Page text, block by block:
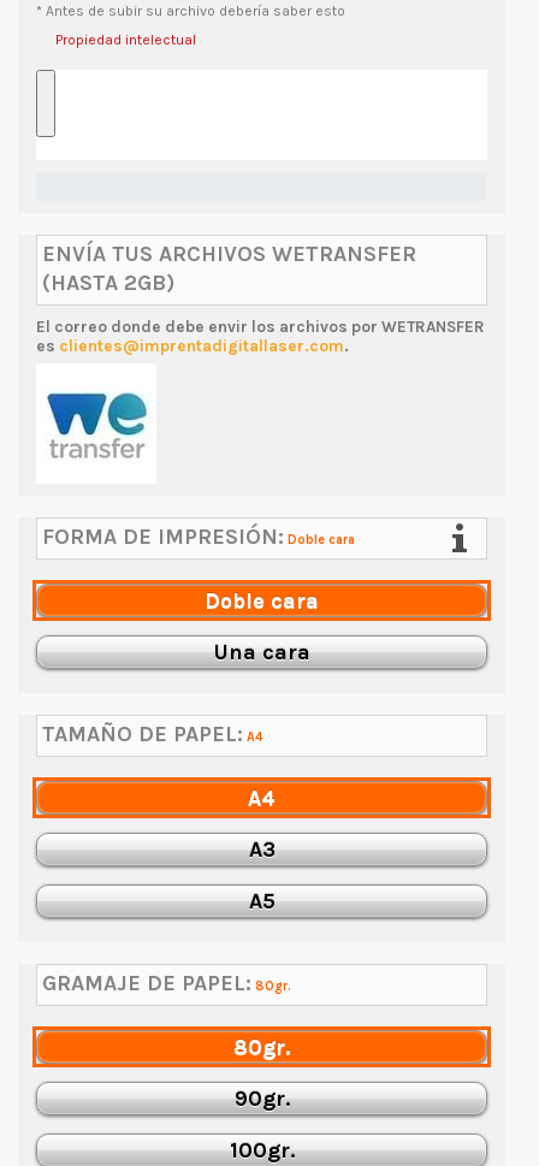
* Antes de subir su archivo debería saber esto
Propiedad intelectual
ENVÍA TUS ARCHIVOS WETRANSFER
(HASTA 2GB)
El correo donde debe envir los archivos por WETRANSFER
es clientes@imprentadigitallaser.com.
FORMA DE IMPRESIÓN: Doble cara
Doble cara
Una cara
TAMAÑO DE PAPEL: A4
A4
A3
A5
GRAMAJE DE PAPEL: 80gr.
80gr.
90gr.
100gr.